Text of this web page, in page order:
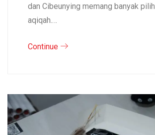
dan Cibeunying memang banyak
aqiqah.…
Continue